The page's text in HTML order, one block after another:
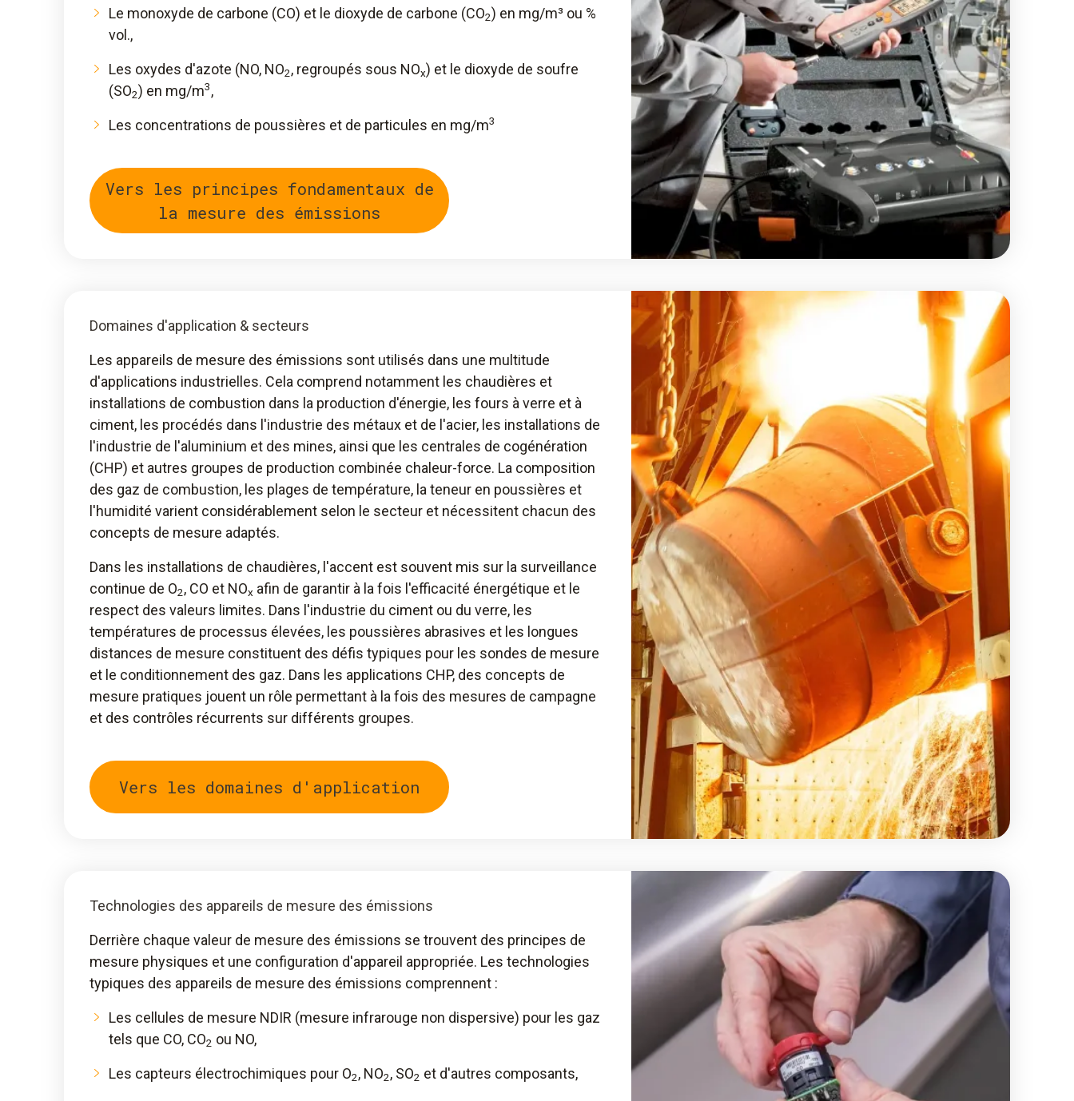
Le monoxyde de carbone (CO) et le dioxyde de carbone (CO2) en mg/m³ ou %
vol.,
Les oxydes d'azote (NO, NO2, regroupés sous NOx) et le dioxyde de soufre
(SO2) en mg/m3,
Les concentrations de poussières et de particules en mg/m3
Vers les principes fondamentaux de
la mesure des émissions
Domaines d'application & secteurs
Les appareils de mesure des émissions sont utilisés dans une multitude
d'applications industrielles. Cela comprend notamment les chaudières et
installations de combustion dans la production d'énergie, les fours à verre et à
ciment, les procédés dans l'industrie des métaux et de l'acier, les installations de
l'industrie de l'aluminium et des mines, ainsi que les centrales de cogénération
(CHP) et autres groupes de production combinée chaleur-force. La composition
des gaz de combustion, les plages de température, la teneur en poussières et
l'humidité varient considérablement selon le secteur et nécessitent chacun des
concepts de mesure adaptés.
Dans les installations de chaudières, l'accent est souvent mis sur la surveillance
continue de O2, CO et NOx afin de garantir à la fois l'efficacité énergétique et le
respect des valeurs limites. Dans l'industrie du ciment ou du verre, les
températures de processus élevées, les poussières abrasives et les longues
distances de mesure constituent des défis typiques pour les sondes de mesure
et le conditionnement des gaz. Dans les applications CHP, des concepts de
mesure pratiques jouent un rôle permettant à la fois des mesures de campagne
et des contrôles récurrents sur différents groupes.
Vers les domaines d'application
Technologies des appareils de mesure des émissions
Derrière chaque valeur de mesure des émissions se trouvent des principes de
mesure physiques et une configuration d'appareil appropriée. Les technologies
typiques des appareils de mesure des émissions comprennent :
Les cellules de mesure NDIR (mesure infrarouge non dispersive) pour les gaz
tels que CO, CO2 ou NO,
Les capteurs électrochimiques pour O2, NO2, SO2 et d'autres composants,